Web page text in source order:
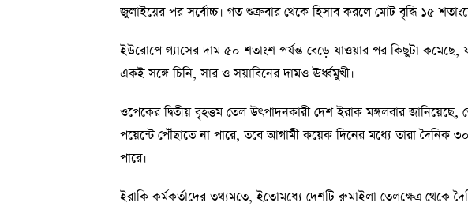
জুলাইয়ের পর সর্বোচ্চ। গত শুক্রবার থেকে হিসাব করলে মোট বৃদ্ধি ১৫
ইউরোপে গ্যাসের দাম ৫০ শতাংশ পর্যন্ত বেড়ে যাওয়ার পর কিছুটা কমেছে,
একই সঙ্গে চিনি, সার ও সয়াবিনের দামও ঊর্ধ্বমুখী।
ওপেকের দ্বিতীয় বৃহত্তম তেল উৎপাদনকারী দেশ ইরাক মঙ্গলবার জানিয়েছে,
পয়েন্টে পৌঁছাতে না পারে, তবে আগামী কয়েক দিনের মধ্যে তারা দৈনিক
পারে।
ইরাকি কর্মকর্তাদের তথ্যমতে, ইতোমধ্যে দেশটি রুমাইলা তেলক্ষেত্র থেকে